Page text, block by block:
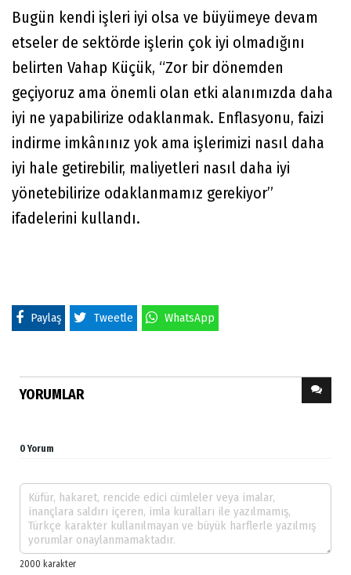
Bugün kendi işleri iyi olsa ve büyümeye devam
etseler de sektörde işlerin çok iyi olmadığını
belirten Vahap Küçük, “Zor bir dönemden
geçiyoruz ama önemli olan etki alanımızda daha
iyi ne yapabilirize odaklanmak. Enflasyonu, faizi
indirme imkânınız yok ama işlerimizi nasıl daha
iyi hale getirebilir, maliyetleri nasıl daha iyi
yönetebilirize odaklanmamız gerekiyor”
ifadelerini kullandı.
Paylaş Tweetle WhatsApp
YORUMLAR
0 Yorum